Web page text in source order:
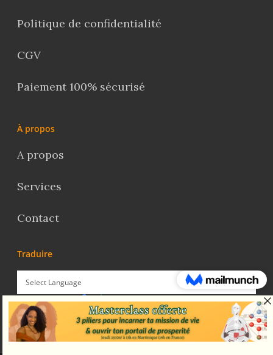
Politique de confidentialité
CGV
Paiement 100% sécurisé
À propos
A propos
Services
Contact
Traduire
Powered by Translate